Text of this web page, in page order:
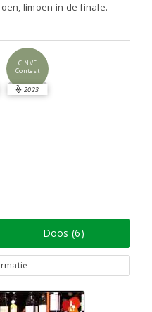
limoen in de finale.
CINVE
Contest
2023
Doos (6)